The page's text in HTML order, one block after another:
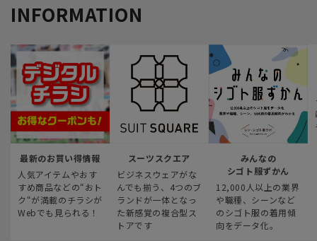
INFORMATION
最新のお買い得情報
人気アイテムやおす
すめ商品などの“おト
ク“が満載のチラシが
Webでも見られる！
スーツスクエア
ビジネスウェアがな
んでも揃う、4つのブ
ランドが一体となっ
た新感覚の複合型ス
トアです
みんなの
シゴト服ずかん
12,000人以上の業界
や職種、シーンなど
のシゴト服の着用傾
向をデータ化。